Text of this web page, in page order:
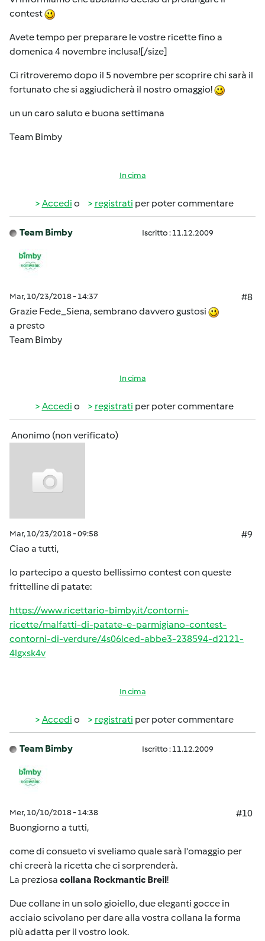
contest
Avete tempo per preparare le vostre ricette fino a
domenica 4 novembre inclusa![/size]
Ci ritroveremo dopo il 5 novembre per scoprire chi sarà il
fortunato che si aggiudicherà il nostro omaggio!
un un caro saluto e buona settimana
Team Bimby
In cima
Accedi o registrati per poter commentare
Team Bimby Iscritto : 11.12.2009
Mar, 10/23/2018 - 14:37
#8
Grazie Fede_Siena, sembrano davvero gustosi
a presto
Team Bimby
In cima
Accedi o registrati per poter commentare
Anonimo (non verificato)
Mar, 10/23/2018 - 09:58
#9
Ciao a tutti,
Io partecipo a questo bellissimo contest con queste
frittelline di patate:
https://www.ricettario-bimby.it/contorni-
ricette/malfatti-di-patate-e-parmigiano-contest-
contorni-di-verdure/4s06lced-abbe3-238594-d2121-
4lgxsk4v
In cima
Accedi o registrati per poter commentare
Team Bimby Iscritto : 11.12.2009
Mer, 10/10/2018 - 14:38
#10
Buongiorno a tutti,
come di consueto vi sveliamo quale sarà l'omaggio per
chi creerà la ricetta che ci sorprenderà.
La preziosa collana Rockmantic Breil!
Due collane in un solo gioiello, due eleganti gocce in
acciaio scivolano per dare alla vostra collana la forma
più adatta per il vostro look.